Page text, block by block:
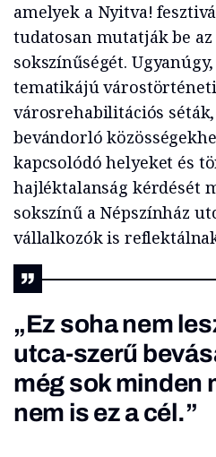
amelyek a Nyitva!
tudatosan mutatják be
sokszínűségét.
tematikájú
városrehabilitációs
bevándorló
kapcsolódó helyeket és
hajléktalanság kérdését
sokszínű a Népszínház
vállalkozók is
„Ez soha nem
utca-szerű
még sok minden
nem is ez a cél.”